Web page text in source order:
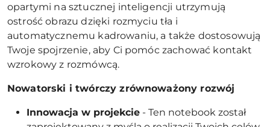
opartymi na sztucznej inteligencji utrzymują
ostrość obrazu dzięki rozmyciu tła i
automatycznemu kadrowaniu, a także dostosowują
Twoje spojrzenie, aby Ci pomóc zachować kontakt
wzrokowy z rozmówcą.
Nowatorski i twórczy zrównoważony rozwój
Innowacja w projekcie - Ten notebook został